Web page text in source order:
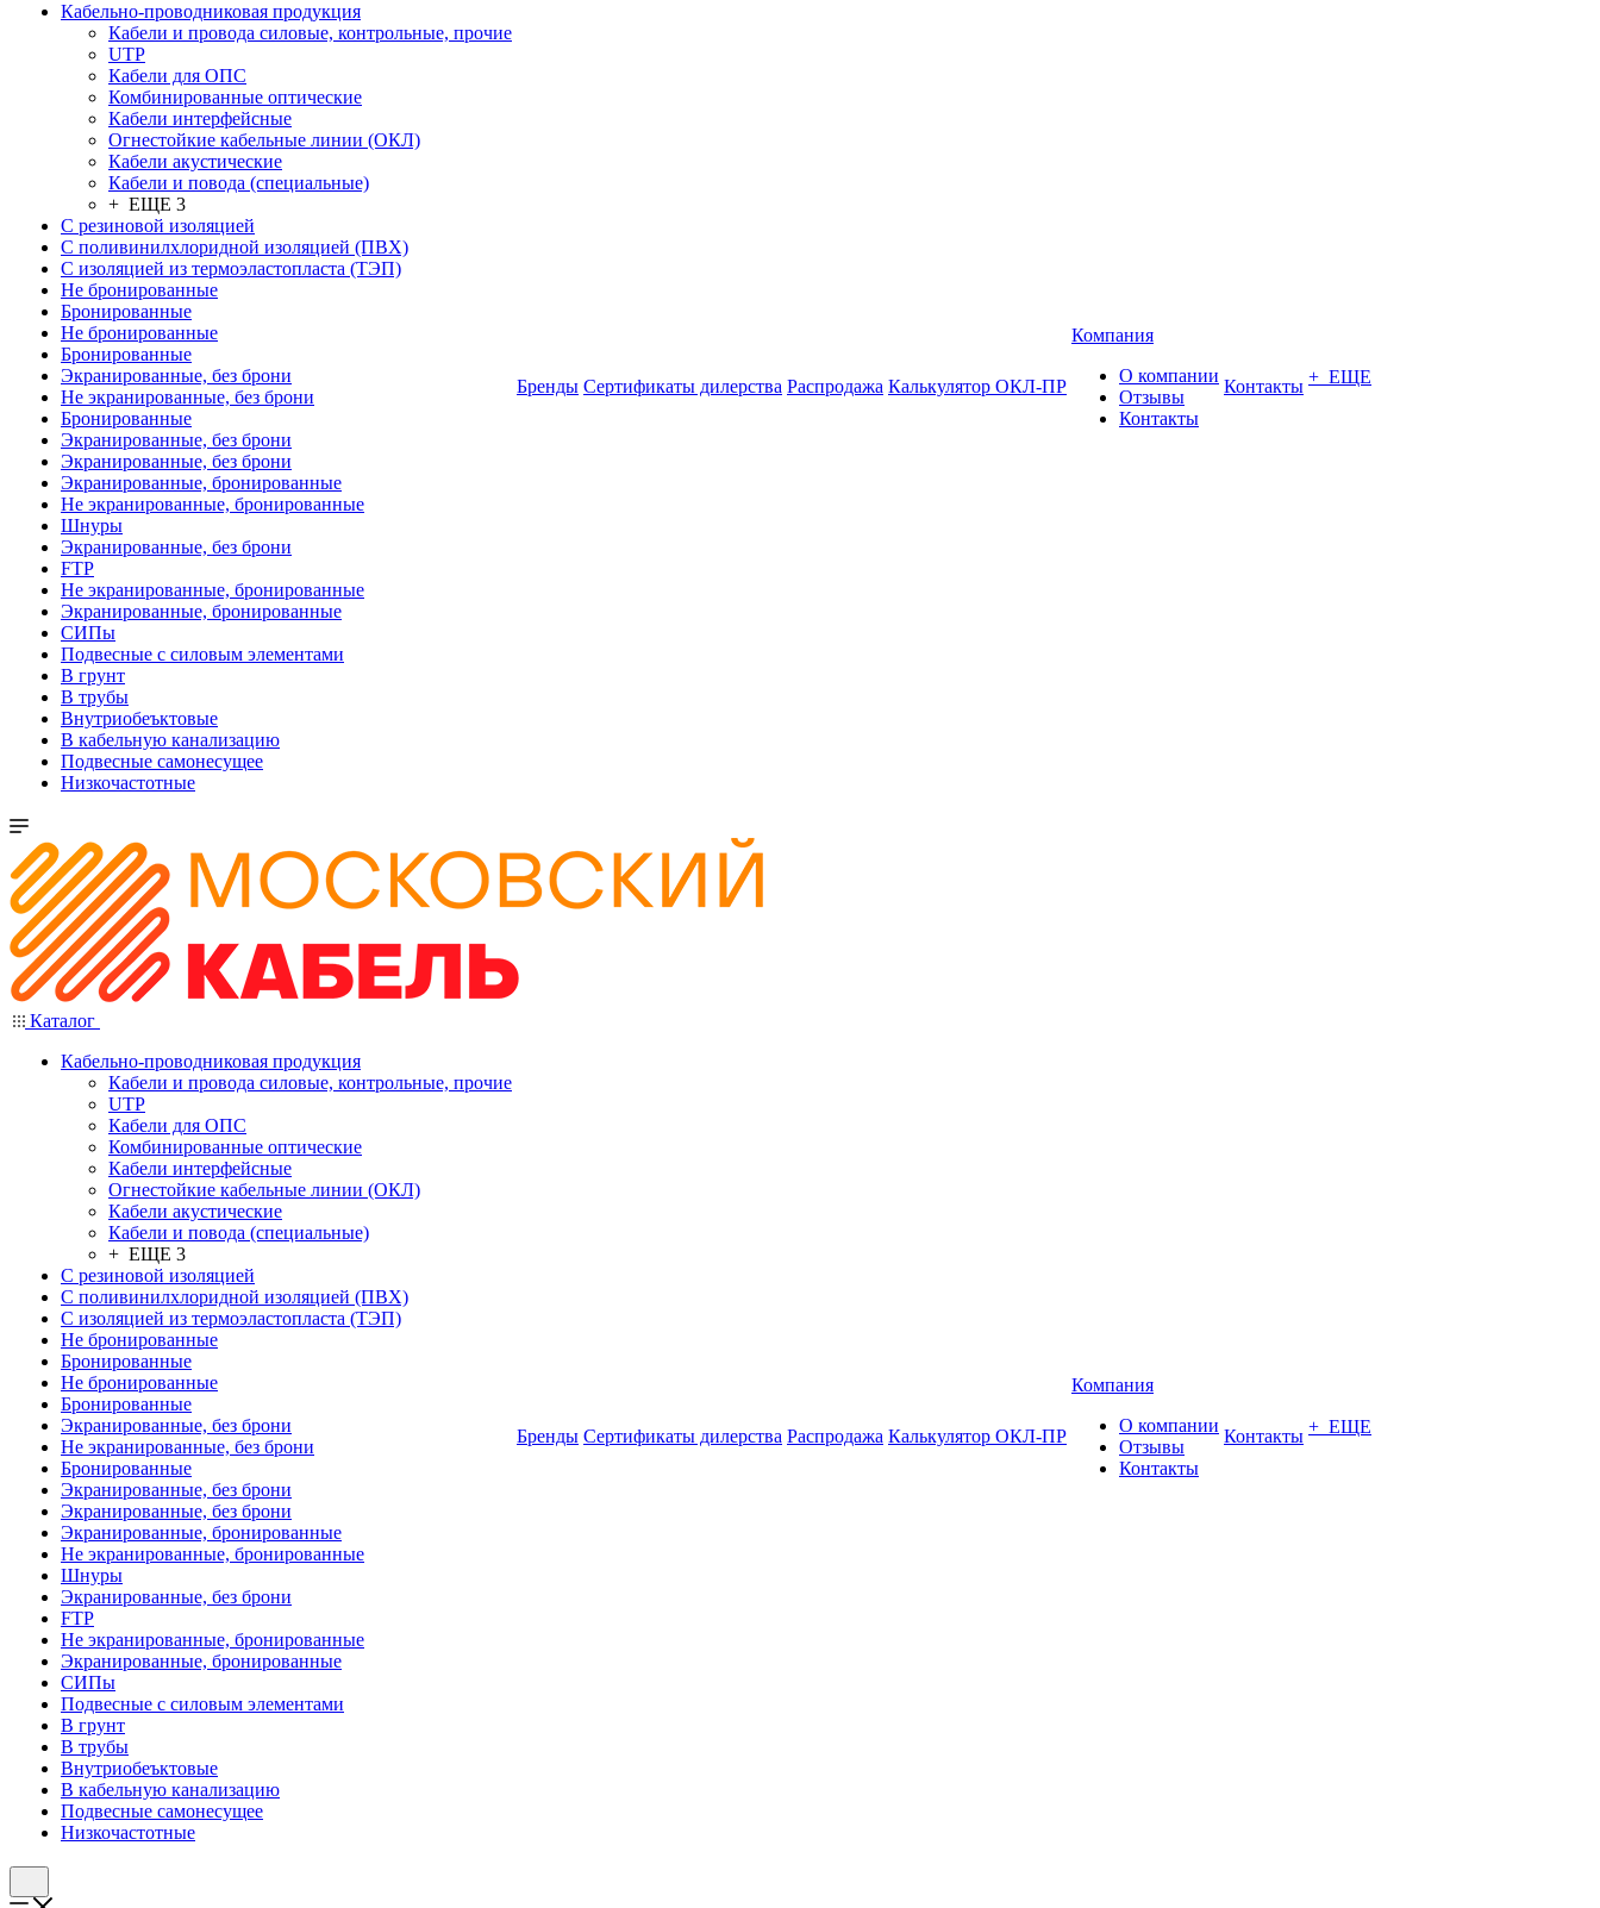
Кабельно-проводниковая продукция
Кабели и провода силовые, контрольные, прочие
UTP
Кабели для ОПС
Комбинированные оптические
Кабели интерфейсные
Огнестойкие кабельные линии (ОКЛ)
Кабели акустические
Кабели и повода (специальные)
+ ЕЩЕ 3
С резиновой изоляцией
С поливинилхлоридной изоляцией (ПВХ)
С изоляцией из термоэластопласта (ТЭП)
Не бронированные
Бронированные
Не бронированные
Бронированные
Экранированные, без брони
Не экранированные, без брони
Бронированные
Экранированные, без брони
Экранированные, без брони
Экранированные, бронированные
Не экранированные, бронированные
Шнуры
Экранированные, без брони
FTP
Не экранированные, бронированные
Экранированные, бронированные
СИПы
Подвесные с силовым элементами
В грунт
В трубы
Внутриобеъктовые
В кабельную канализацию
Подвесные самонесущее
Низкочастотные
Бренды Сертификаты дилерства Распродажа Калькулятор ОКЛ-ПР
Компания
О компании
Отзывы
Контакты
Контакты + ЕЩЕ
Каталог
Кабельно-проводниковая продукция
Кабели и провода силовые, контрольные, прочие
UTP
Кабели для ОПС
Комбинированные оптические
Кабели интерфейсные
Огнестойкие кабельные линии (ОКЛ)
Кабели акустические
Кабели и повода (специальные)
+ ЕЩЕ 3
С резиновой изоляцией
С поливинилхлоридной изоляцией (ПВХ)
С изоляцией из термоэластопласта (ТЭП)
Не бронированные
Бронированные
Не бронированные
Бронированные
Экранированные, без брони
Не экранированные, без брони
Бронированные
Экранированные, без брони
Экранированные, без брони
Экранированные, бронированные
Не экранированные, бронированные
Шнуры
Экранированные, без брони
FTP
Не экранированные, бронированные
Экранированные, бронированные
СИПы
Подвесные с силовым элементами
В грунт
В трубы
Внутриобеъктовые
В кабельную канализацию
Подвесные самонесущее
Низкочастотные
Бренды Сертификаты дилерства Распродажа Калькулятор ОКЛ-ПР
Компания
О компании
Отзывы
Контакты
Контакты + ЕЩЕ